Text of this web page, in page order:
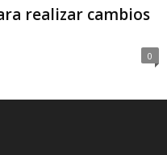
realizar cambios
0